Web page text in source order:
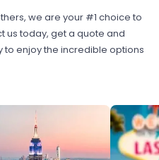
we are your #1 choice to
us today, get a quote and
enjoy the incredible options